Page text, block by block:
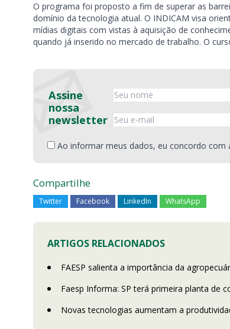
O programa foi proposto a fim de superar as
domínio da tecnologia atual. O INDICAM visa
mídias digitais com vistas à aquisição de
quando já inserido no mercado de trabalho. O
Assine
nossa
newsletter
Ao informar meus dados, eu concordo com
Compartilhe
Twitter Facebook LinkedIn WhatsApp
ARTIGOS RELACIONADOS
FAESP salienta a importância da
Faesp Informa: SP terá primeira planta de
Novas tecnologias aumentam a